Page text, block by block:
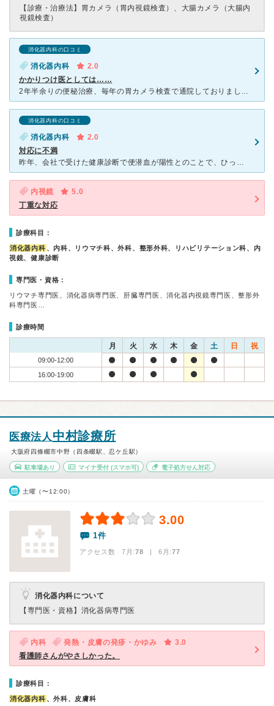
【診療・治療法】 胃カメラ（胃内視鏡検査）、大腸カメラ（大腸内
視鏡検査）
消化器内科の口コミ
消化器内科
2.0
かかりつけ医としては……
2年半余りの便秘治療、毎年の胃カメラ検査で通院しておりました。 当初は、専門分野以外での体の不調や漢方薬の処方など懇切丁寧で 親身になってこちらの話しにも耳を傾けて下さってました。 また、不
消化器内科の口コミ
消化器内科
2.0
対応に不満
昨年、会社で受けた健康診断で便潜血が陽性とのことで、ひっかかってしまいました。 近くで、内視鏡の検査をしている病院はないかと 探しておったところ、ホームページでこのクリニックを知り、大腸の内視
内視鏡
5.0
丁重な対応
診療科目：
消化器内科 、内科、リウマチ科、外科、整形外科、リハビリテーション科、内
視鏡、健康診断
専門医・資格：
リウマチ専門医、消化器病専門医、肝臓専門医、消化器内視鏡専門医、整形外
科専門医…
診療時間
月 火 水 木 金 土 日 祝
09:00-12:00
16:00-19:00
医療法人中村診療所
大阪府四條畷市中野（四条畷駅、忍ケ丘駅）
駐車場あり マイナ受付(スマホ可) 電子処方せん対応
土曜（〜12:00）
3.00
1件
アクセス数 7月:78 | 6月:77
消化器内科について
【専門医・資格】 消化器病専門医
内科 発熱・皮膚の発疹・かゆみ
3.0
看護師さんがやさしかった。
診療科目：
消化器内科 、外科、皮膚科